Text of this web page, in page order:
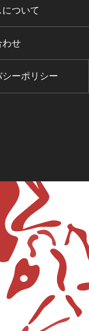
について
わせ
シーポリシー